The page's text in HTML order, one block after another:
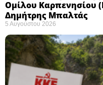
Ομίλου Καρπενησίου
Δημήτρης Μπαλτάς
5 Αυγούστου 2026